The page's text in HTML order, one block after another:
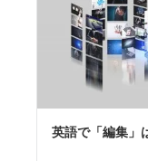
英語で「編集」